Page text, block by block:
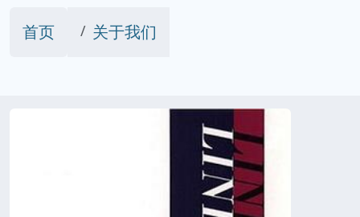
首页 关于我们